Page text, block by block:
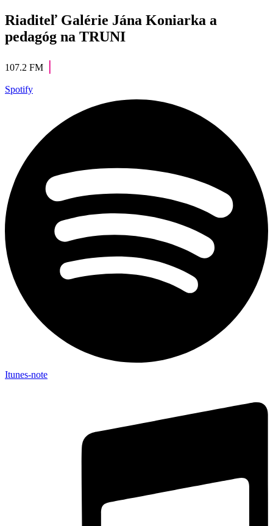
Riaditeľ Galérie Jána Koniarka a
pedagóg na TRUNI
107.2 FM |
Spotify
Itunes-note